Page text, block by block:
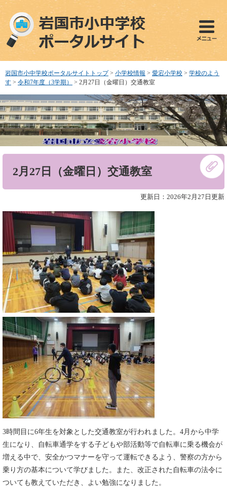
ペ
で
す
メ
ば
し
本
文
へ
岩国市小中学校ポータルサイトトップ > 小学校情報 > 愛宕小学校 > 学校のよう
す > 令和7年度（3学期） > 2月27日（金曜日）交通教室
2月27日（金曜日）交通教室
更新日：2026年2月27日更新
3時間目に6年生を対象とした交通教室が行われました。4月から中学
生になり、自転車通学をする子どもや部活動等で自転車に乗る機会が
増える中で、安全かつマナーを守って運転できるよう、警察の方から
乗り方の基本について学びました。また、改正された自転車の法令に
ついても教えていただき、よい勉強になりました。